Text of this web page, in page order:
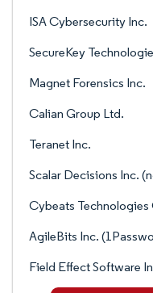
ISA Cybersecurity Inc.
SecureKey
Magnet Forensics Inc.
Calian Group Ltd.
Teranet Inc.
Scalar Decisions Inc.
Cybeats Technologies
AgileBits Inc.
Field Effect Software